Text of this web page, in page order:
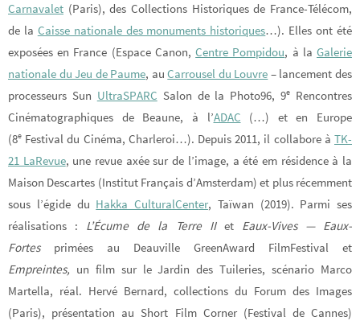
Carnavalet (Paris), des Collections Historiques de France-Télécom,
de la Caisse nationale des monuments historiques…). Elles ont été
exposées en France (Espace Canon,Centre Pompidou, à laGalerie
nationale du Jeu de Paume, auCarrousel du Louvre – lancement des
processeurs Sun UltraSPARC Salon de la Photo96, 9e
Rencontres
Cinématographiques de Beaune, à l’ADAC (…) et en Europe
(8e Festival du Cinéma, Charleroi…). Depuis 2011, il collabore à TK-
21 LaRevue, une revue axée sur de l’image, a été em résidence à la
Maison Descartes (Institut Français d’Amsterdam) et plus récemment
sous l’égide du Hakka CulturalCenter, Taïwan (2019). Parmi ses
réalisations : L’Écume de la Terre IIet Eaux-Vives — Eaux-
Fortesprimées au Deauville GreenAward FilmFestival et
Empreintes, un film sur le Jardin des Tuileries, scénario Marco
Martella, réal. Hervé Bernard, collections du Forum des Images
(Paris), présentation au Short Film Corner (Festival de Cannes)